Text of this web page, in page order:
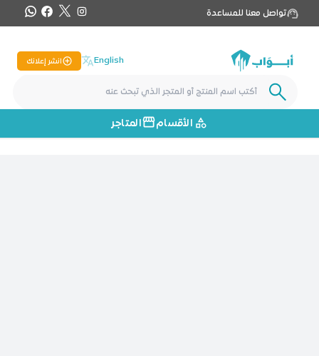
تواصل معنا للمساعدة
English انشر إعلانك
الأقسام المتاجر